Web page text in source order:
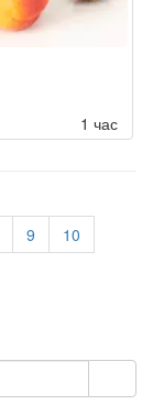
1 час
9
10